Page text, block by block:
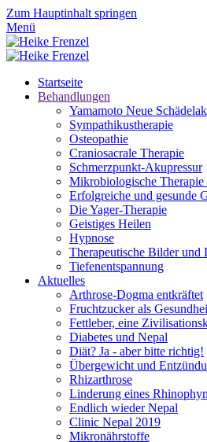
Zum Hauptinhalt springen
Menü
Startseite
Behandlungen
Yamamoto Neue
Sympathikustherapie
Osteopathie
Craniosacrale Therapie
Schmerzpunkt-Akupressur
Mikrobiologische Therapie
Erfolgreiche und gesunde
Die Yager-Therapie
Geistiges Heilen
Hypnose
Therapeutische Bilder und
Tiefenentspannung
Aktuelles
Arthrose-Dogma entkräftet
Fruchtzucker als
Fettleber, eine
Diabetes und Nepal
Diät? Ja - aber bitte richtig!
Übergewicht und
Rhizarthrose
Linderung eines
Endlich wieder Nepal
Clinic Nepal 2019
Mikronährstoffe